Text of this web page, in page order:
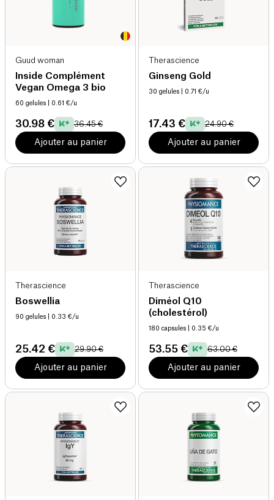
Guud woman
Inside Complément
Vegan Omega 3 bio
60 gelules | 0.61 €/u
30.98 € 36.45 €
Ajouter au panier
Therascience
Ginseng Gold
30 gelules | 0.71 €/u
17.43 € 24.90 €
Ajouter au panier
Therascience
Boswellia
90 gelules | 0.33 €/u
25.42 € 29.90 €
Ajouter au panier
Therascience
Diméol Q10
(cholestérol)
180 capsules | 0.35 €/u
53.55 € 63.00 €
Ajouter au panier